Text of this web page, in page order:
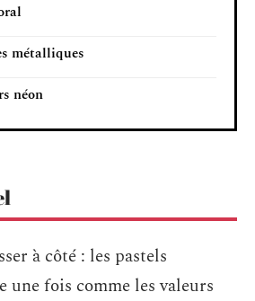
métalliques
néon
à côté : les pastels
une fois comme les valeurs